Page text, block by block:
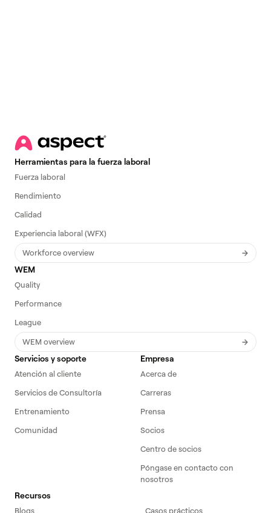
Herramientas para la fuerza laboral
Fuerza laboral
Rendimiento
Calidad
Experiencia laboral (WFX)
Workforce overview
WEM
Quality
Performance
League
WEM overview
Servicios y soporte
Atención al cliente
Servicios de Consultoría
Entrenamiento
Comunidad
Empresa
Acerca de
Carreras
Prensa
Socios
Centro de socios
Póngase en contacto con
nosotros
Recursos
Blogs Casos prácticos